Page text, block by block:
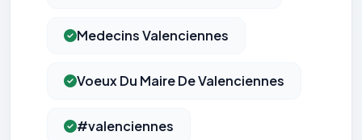
Medecins Valenciennes
Voeux Du Maire De Valenciennes
#valenciennes